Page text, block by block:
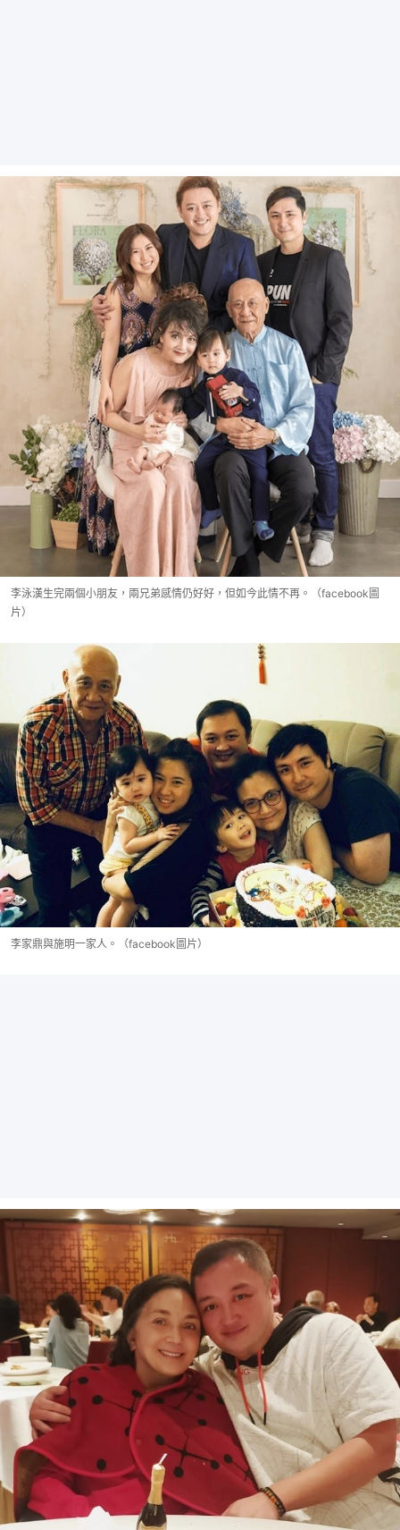
李泳漢生完兩個小朋友，兩兄弟感情仍好好，但如今此情不再。（facebook圖
片）
李家鼎與施明一家人。（facebook圖片）